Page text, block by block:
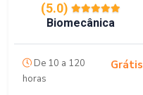
(5.0)
Biomecânica
De 10 a 120
horas
Grátis